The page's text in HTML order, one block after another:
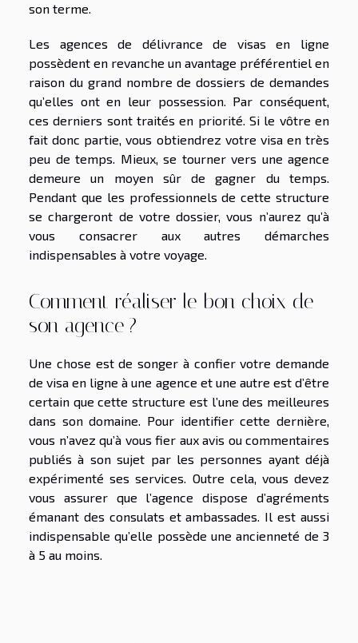
son terme.
Les agences de délivrance de visas en ligne
possèdent en revanche un avantage préférentiel en
raison du grand nombre de dossiers de demandes
qu’elles ont en leur possession. Par conséquent,
ces derniers sont traités en priorité. Si le vôtre en
fait donc partie, vous obtiendrez votre visa en très
peu de temps. Mieux, se tourner vers une agence
demeure un moyen sûr de gagner du temps.
Pendant que les professionnels de cette structure
se chargeront de votre dossier, vous n’aurez qu’à
vous consacrer aux autres démarches
indispensables à votre voyage.
Comment réaliser le bon choix de
son agence ?
Une chose est de songer à confier votre demande
de visa en ligne à une agence et une autre est d’être
certain que cette structure est l’une des meilleures
dans son domaine. Pour identifier cette dernière,
vous n’avez qu’à vous fier aux avis ou commentaires
publiés à son sujet par les personnes ayant déjà
expérimenté ses services. Outre cela, vous devez
vous assurer que l’agence dispose d’agréments
émanant des consulats et ambassades. Il est aussi
indispensable qu’elle possède une ancienneté de 3
à 5 au moins.